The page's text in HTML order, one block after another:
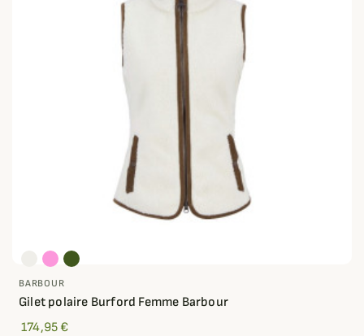
BARBOUR
Gilet polaire Burford Femme Barbour
174,95 €